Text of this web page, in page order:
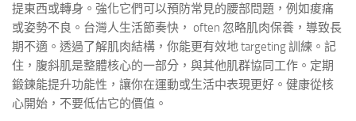
提東西或轉身。強化它們可以預防常見的腰部問題，例如痠痛
或姿勢不良。台灣人生活節奏快， often 忽略肌肉保養，導致長
期不適。透過了解肌肉結構，你能更有效地 targeting 訓練。記
住，腹斜肌是整體核心的一部分，與其他肌群協同工作。定期
鍛鍊能提升功能性，讓你在運動或生活中表現更好。健康從核
心開始，不要低估它的價值。